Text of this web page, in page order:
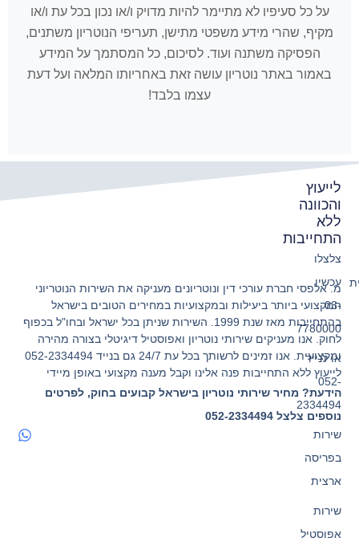
על כל סעיפיו לא מתיימר להיות מדויק ו/או נכון בכל עת ו/או
מקיף, שהרי מידע משפטי מתישן, תעריפי הנוטריון משתנים,
הפסיקה משתנה ועוד. לסיכום, כל המסתמך על המידע
באמור באתר נוטריון עושה זאת באחריותו המלאה ועל דעת
עצמו בלבד!
מ. אלפסי חברת עורכי דין ונוטריונים מעניקה את השירות הנוטריוני
המקצועי ביותר ביעילות ובמקצועיות במחירים הטובים בישראל
בהתחייבות מאז שנת 1999. השירות שניתן בכל ישראל ובחו"ל בכפוף
לחוק. אנו מעניקים שירותי נוטריון ואפוסטיל דיגיטלי בצורה מהירה
ומקצועית. אנו זמינים לרשותך בכל עת 24/7 גם בנייד 052-2334494
לייעוץ ללא התחייבות פנה אלינו וקבל מענה מקצועי באופן מיידי
הידעת? מחיר שירותי נוטריון בישראל קבועים בחוק, לפרטים
נוספים צלצל 052-2334494
לייעוץ
והכוונה
ללא
התחייבות
צלצלו
עכשיו
03-
7780000
או לנייד
052-
2334494
שירות
בפריסה
ארצית
שירות
אפוסטיל